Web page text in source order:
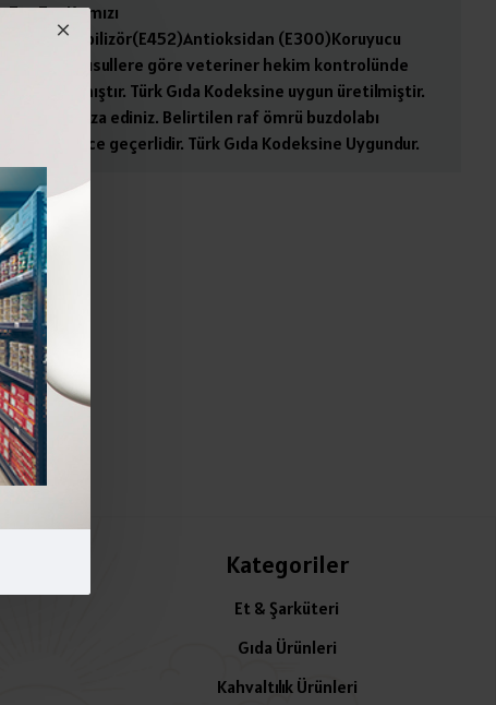
Kırmızı
(E300)Koruyucu
İslami usullere göre veteriner hekim kontrolünde
hazırlanmıştır. Türk Gıda Kodeksine uygun üretilmiştir.
muhafaza ediniz. Belirtilen raf ömrü buzdolabı
sürece geçerlidir. Türk Gıda Kodeksine Uygundur.
Kategoriler
Et & Şarküteri
Gıda Ürünleri
Kahvaltılık Ürünleri